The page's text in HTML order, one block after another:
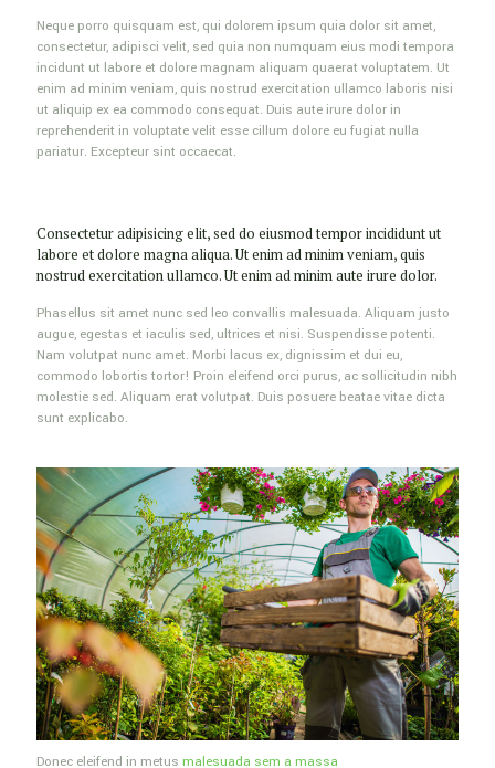
Neque porro quisquam est, qui dolorem ipsum quia dolor sit amet,
consectetur, adipisci velit, sed quia non numquam eius modi tempora
incidunt ut labore et dolore magnam aliquam quaerat voluptatem. Ut
enim ad minim veniam, quis nostrud exercitation ullamco laboris nisi
ut aliquip ex ea commodo consequat. Duis aute irure dolor in
reprehenderit in voluptate velit esse cillum dolore eu fugiat nulla
pariatur. Excepteur sint occaecat.
Consectetur adipisicing elit, sed do eiusmod tempor incididunt ut
labore et dolore magna aliqua. Ut enim ad minim veniam, quis
nostrud exercitation ullamco. Ut enim ad minim aute irure dolor.
Phasellus sit amet nunc sed leo convallis malesuada. Aliquam justo
augue, egestas et iaculis sed, ultrices et nisi. Suspendisse potenti.
Nam volutpat nunc amet. Morbi lacus ex, dignissim et dui eu,
commodo lobortis tortor! Proin eleifend orci purus, ac sollicitudin nibh
molestie sed. Aliquam erat volutpat. Duis posuere beatae vitae dicta
sunt explicabo.
Donec eleifend in metus malesuada sem a massa